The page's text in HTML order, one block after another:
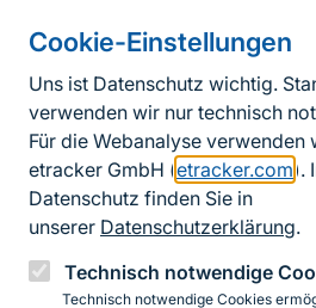
Cookie-Einstellungen
Uns ist Datenschutz wichtig.
verwenden wir nur technisch
Für die Webanalyse verwenden
etracker GmbH (etracker.com ).
Datenschutz finden Sie in
unserer Datenschutzerklärung.
Technisch notwendige
Technisch notwendige Cookies
Informationen zur Seite
FußzeileKontakt zum
Erklärung zur
Impressum